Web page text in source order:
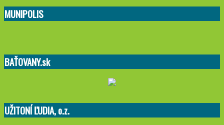
MUNIPOLIS
BAŤOVANY.sk
UŽITONÍ ĽUDIA, o.z.